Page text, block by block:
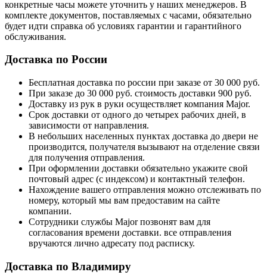
конкретные часы можете уточнить у наших менеджеров. В
комплекте документов, поставляемых с часами, обязательно
будет идти справка об условиях гарантии и гарантийного
обслуживания.
Доставка по России
Бесплатная доставка по россии при заказе от 30 000 руб.
При заказе до 30 000 руб. стоимость доставки 900 руб.
Доставку из рук в руки осуществляет компания Major.
Срок доставки от одного до четырех рабочих дней, в
зависимости от направления.
В небольших населенных пунктах доставка до двери не
производится, получателя вызывают на отделение связи
для получения отправления.
При оформлении доставки обязательно укажите свой
почтовый адрес (с индексом) и контактный телефон.
Нахождение вашего отправления можно отслеживать по
номеру, который мы вам предоставим на сайте
компании.
Сотрудники службы Major позвонят вам для
согласования времени доставки. все отправления
вручаются лично адресату под расписку.
Доставка по Владимиру